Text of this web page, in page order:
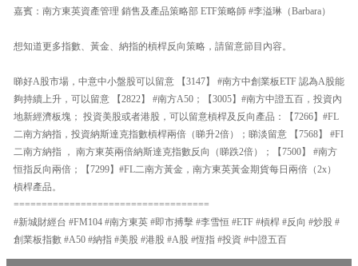
嘉賓：南方東英資產管理 銷售及產品策略部 ETF策略師 #李溢琳（Barbara）
想知道更多指數、黃金、納指的槓桿反向策略，請留意節目內容。
睇好A股市場，中意中小盤股可以留意 【3147】 #南方中創業板ETF 認為A股能
夠持續上升，可以留意 【2822】 #南方A50；【3005】#南方中證五百，投資內
地新經濟板塊； 投資美股或者港股，可以留意槓桿及反向產品：【7266】#FL
二南方納指，投資納斯達克指數槓桿兩倍（睇升2倍）；睇淡留意 【7568】 #FI
二南方納指 ， 南方東英兩倍納斯達克指數反向（睇跌2倍）；【7500】 #南方
恒指反向兩倍；【7299】#FL二南方黃金，南方東英黃金期貨每日兩倍（2x）
槓桿產品。
===================================
#新城財經台 #FM104 #南方東英 #即市搏擊 #李雪恒 #ETF #槓桿 #反向 #炒股 #
創業板指數 #A50 #納指 #美股 #港股 #A股 #恆指 #投資 #中證五百